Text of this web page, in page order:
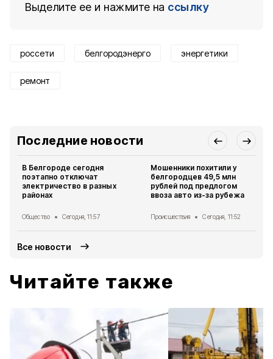
Выделите ее и нажмите на ссылку
россети белгородэнерго энергетики
ремонт
Последние новости
В Белгороде сегодня
поэтапно отключат
электричество в разных
районах
Общество Сегодня, 11:57
Мошенники похитили у
белгородцев 49,5 млн
рублей под предлогом
ввоза авто из-за рубежа
Происшествия Сегодня, 11:52
Все новости
Читайте также